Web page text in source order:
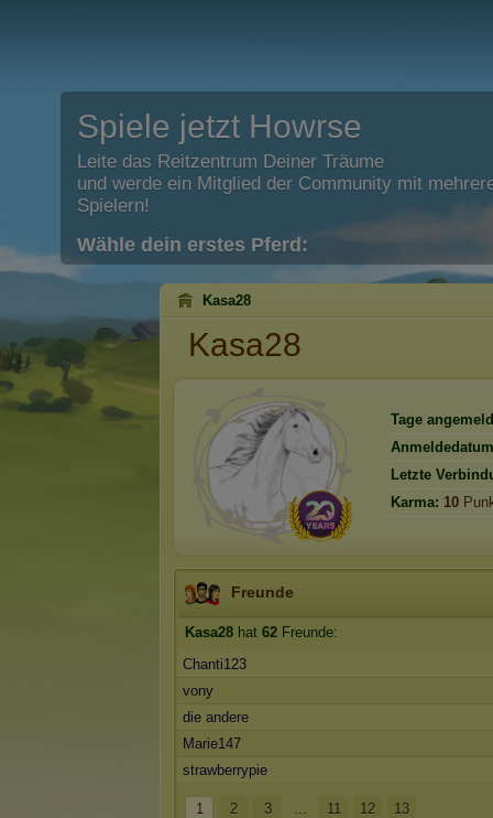
Spiele jetzt Howrse
Leite das Reitzentrum Deiner Träume
und werde ein Mitglied der Community mit
Spielern!
Wähle dein erstes Pferd:
Kasa28
Kasa28
Tage
Letzte
Karma: 10
Freunde
Kasa28 hat 62 Freunde:
Chanti123
vony
die andere
Marie147
strawberrypie
1 2 3 ... 11 12 13